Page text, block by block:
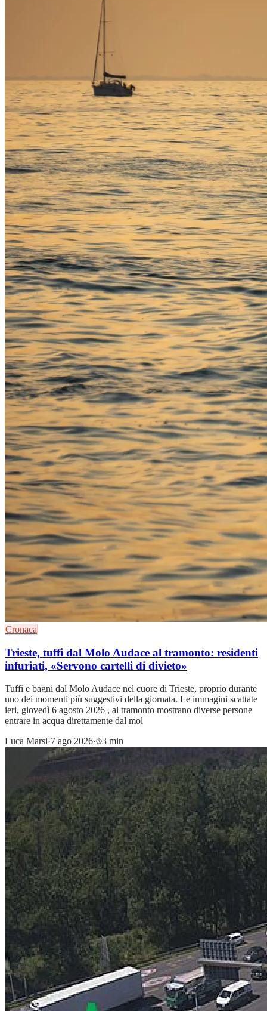
Cronaca
Trieste, tuffi dal Molo Audace al tramonto: residenti
infuriati, «Servono cartelli di divieto»
Tuffi e bagni dal Molo Audace nel cuore di Trieste, proprio durante
uno dei momenti più suggestivi della giornata. Le immagini scattate
ieri, giovedì 6 agosto 2026 , al tramonto mostrano diverse persone
entrare in acqua direttamente dal mol
Luca Marsi·7 ago 2026· 3 min